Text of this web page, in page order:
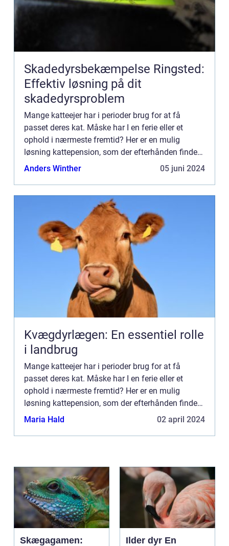
Skadedyrsbekæmpelse Ringsted:
Effektiv løsning på dit
skadedyrsproblem
Mange katteejer har i perioder brug for at få
passet deres kat. Måske har I en ferie eller et
ophold i nærmeste fremtid? Her er en mulig
løsning kattepension, som der efterhånden findes
mange af landet over. Det er en k...
Anders Winther 05 juni 2024
Kvægdyrlægen: En essentiel rolle
i landbrug
Mange katteejer har i perioder brug for at få
passet deres kat. Måske har I en ferie eller et
ophold i nærmeste fremtid? Her er en mulig
løsning kattepension, som der efterhånden findes
mange af landet over. Det er en k...
Maria Hald 02 april 2024
Skægagamen:
Ilder dyr En